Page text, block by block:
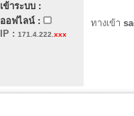
เข้าระบบ :
ออฟไลน์ :
IP : 171.4.222. xxx
ทางเข้า